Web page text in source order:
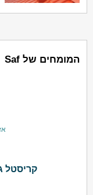
המומחים של Saf
קריסטל